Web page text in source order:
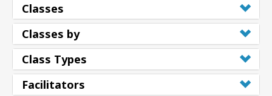
Classes
Classes by
Class Types
Facilitators